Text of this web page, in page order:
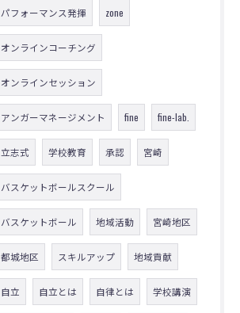
パフォーマンス発揮 zone
オンラインコーチング
オンラインセッション
アンガーマネージメント fine fine-lab.
立志式 学校教育 承認 宮崎
バスケットボールスクール
バスケットボール 地域活動 宮崎地区
都城地区 スキルアップ 地域貢献
自立 自立とは 自律とは 学校講演